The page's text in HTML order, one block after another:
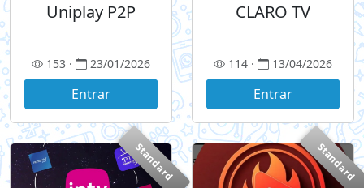
Uniplay P2P
153 · 23/01/2026
Entrar
CLARO TV
114 · 13/04/2026
Entrar
Standard Standard